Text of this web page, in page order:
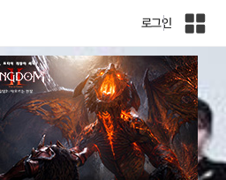
로그인
인
벤
전
체
사
이
트
맵